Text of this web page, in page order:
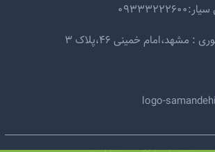
خمینی ۴۶،پلاک ۳